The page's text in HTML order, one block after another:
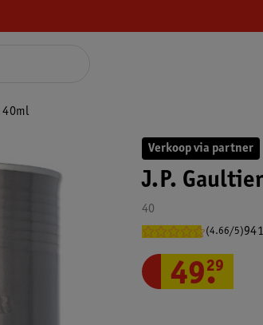
40ml
Verkoop via partner
J.P.
40
(4.66/5)
49.
29